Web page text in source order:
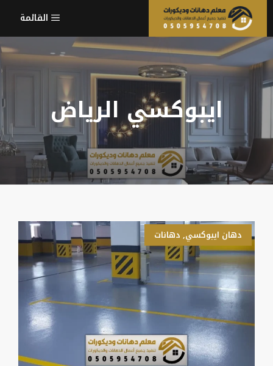
المحتوى
القائمة
ايبوكسي الرياض
دهان ايبوكسي, دهانات